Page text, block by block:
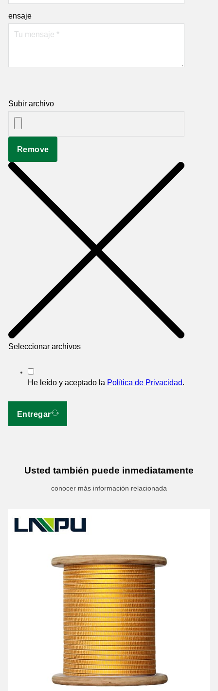
ensaje
Subir archivo
Remove
Seleccionar archivos
He leído y aceptado la Política de Privacidad.
Entregar
Usted también puede inmediatamente
conocer más información relacionada